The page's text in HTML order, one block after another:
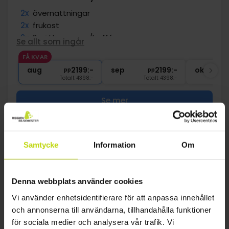
Samtycke Information Om
Denna webbplats använder cookies
Vi använder enhetsidentifierare för att anpassa innehållet
och annonserna till användarna, tillhandahålla funktioner
för sociala medier och analysera vår trafik. Vi
2x övernattningar
2x frukost
2x 2-rättersmeny/buffé
∞ Gratis kaffe/te under vistelsen
∞ Gratis internet och parkering
Se allt som ingår
FÅ KVAR
aug pp2199:-
Totalt 4398:-
sep pp2199:-
Totalt 4398:-
okt
Se mer
FAQ
Vad ingår i priset för hotellpaket i
Krosemester i Bornholm: Där tradition möter
hjärtlighet!?